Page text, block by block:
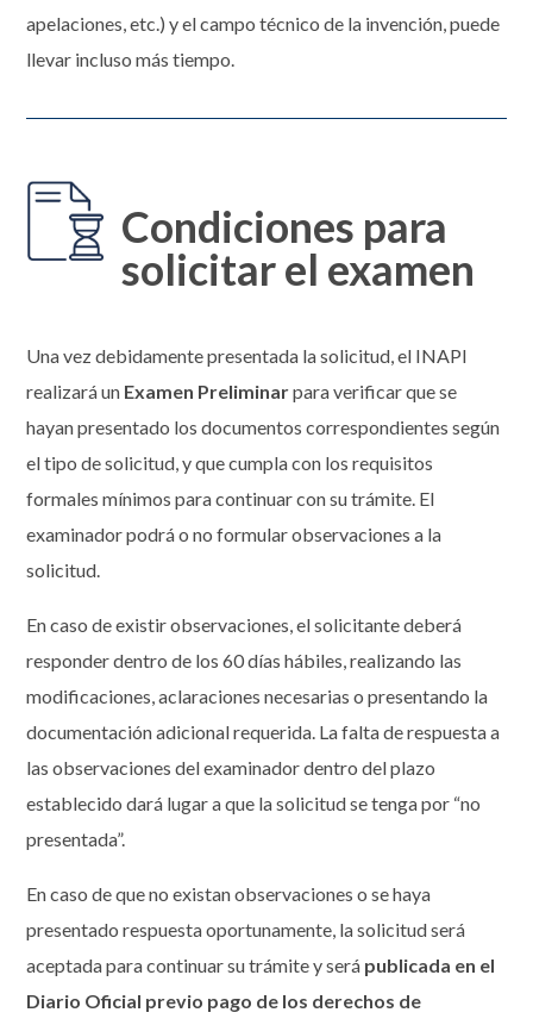
apelaciones, etc.) y el campo técnico de la invención, puede
llevar incluso más tiempo.
Condiciones para
solicitar el examen
Una vez debidamente presentada la solicitud, el INAPI
realizará un Examen Preliminarpara verificar que se
hayan presentado los documentos correspondientes según
el tipo de solicitud, y que cumpla con los requisitos
formales mínimos para continuar con su trámite. El
examinador podrá o no formular observaciones a la
solicitud.
En caso de existir observaciones, el solicitante deberá
responder dentro de los 60 días hábiles, realizando las
modificaciones, aclaraciones necesarias o presentando la
documentación adicional requerida. La falta de respuesta a
las observaciones del examinador dentro del plazo
establecido dará lugar a que la solicitud se tenga por “no
presentada”.
En caso de que no existan observaciones o se haya
presentado respuesta oportunamente, la solicitud será
aceptada para continuar su trámite y será publicada en el
Diario Oficial previo pago de los derechos de